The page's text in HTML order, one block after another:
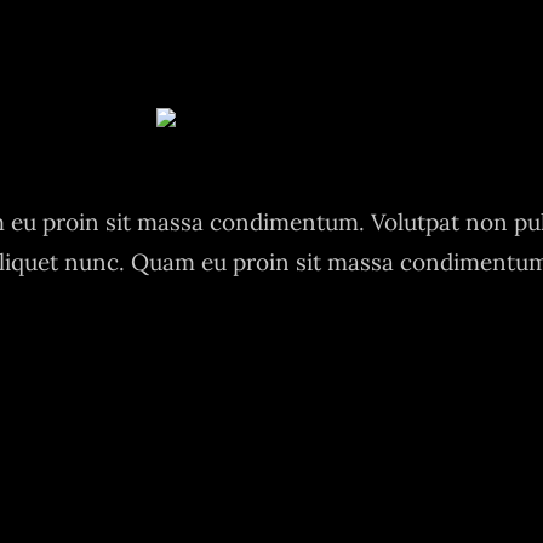
eu proin sit massa condimentum. Volutpat non
nunc. Quam eu proin sit massa